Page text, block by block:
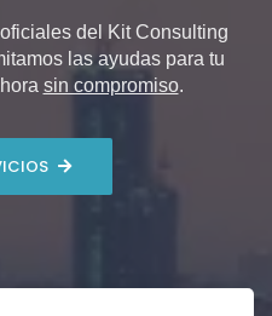
del Kit Consulting
las ayudas para tu
sin compromiso.